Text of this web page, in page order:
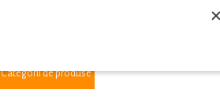
Categorii de produse